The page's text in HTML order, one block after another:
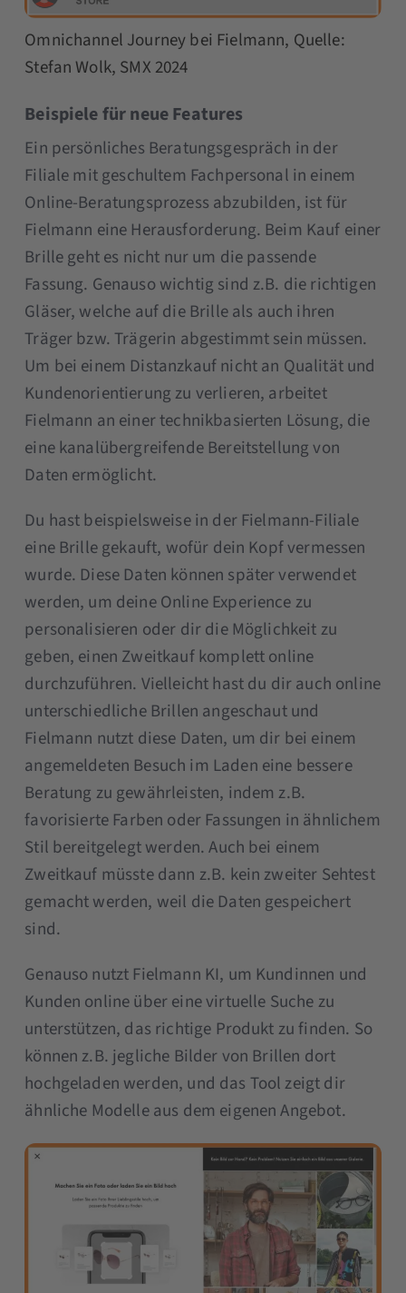
Omnichannel Journey bei Fielmann, Quelle:
Stefan Wolk, SMX 2024
Beispiele für neue Features
Ein persönliches Beratungsgespräch in der
Filiale mit geschultem Fachpersonal in einem
Online-Beratungsprozess abzubilden, ist für
Fielmann eine Herausforderung. Beim Kauf einer
Brille geht es nicht nur um die passende
Fassung. Genauso wichtig sind z.B. die richtigen
Gläser, welche auf die Brille als auch ihren
Träger bzw. Trägerin abgestimmt sein müssen.
Um bei einem Distanzkauf nicht an Qualität und
Kundenorientierung zu verlieren, arbeitet
Fielmann an einer technikbasierten Lösung, die
eine kanalübergreifende Bereitstellung von
Daten ermöglicht.
Du hast beispielsweise in der Fielmann-Filiale
eine Brille gekauft, wofür dein Kopf vermessen
wurde. Diese Daten können später verwendet
werden, um deine Online Experience zu
personalisieren oder dir die Möglichkeit zu
geben, einen Zweitkauf komplett online
durchzuführen. Vielleicht hast du dir auch online
unterschiedliche Brillen angeschaut und
Fielmann nutzt diese Daten, um dir bei einem
angemeldeten Besuch im Laden eine bessere
Beratung zu gewährleisten, indem z.B.
favorisierte Farben oder Fassungen in ähnlichem
Stil bereitgelegt werden. Auch bei einem
Zweitkauf müsste dann z.B. kein zweiter Sehtest
gemacht werden, weil die Daten gespeichert
sind.
Genauso nutzt Fielmann KI, um Kundinnen und
Kunden online über eine virtuelle Suche zu
unterstützen, das richtige Produkt zu finden. So
können z.B. jegliche Bilder von Brillen dort
hochgeladen werden, und das Tool zeigt dir
ähnliche Modelle aus dem eigenen Angebot.